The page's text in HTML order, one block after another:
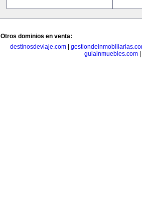
Otros dominios en venta:
destinosdeviaje.com|
guiainmuebles.com|